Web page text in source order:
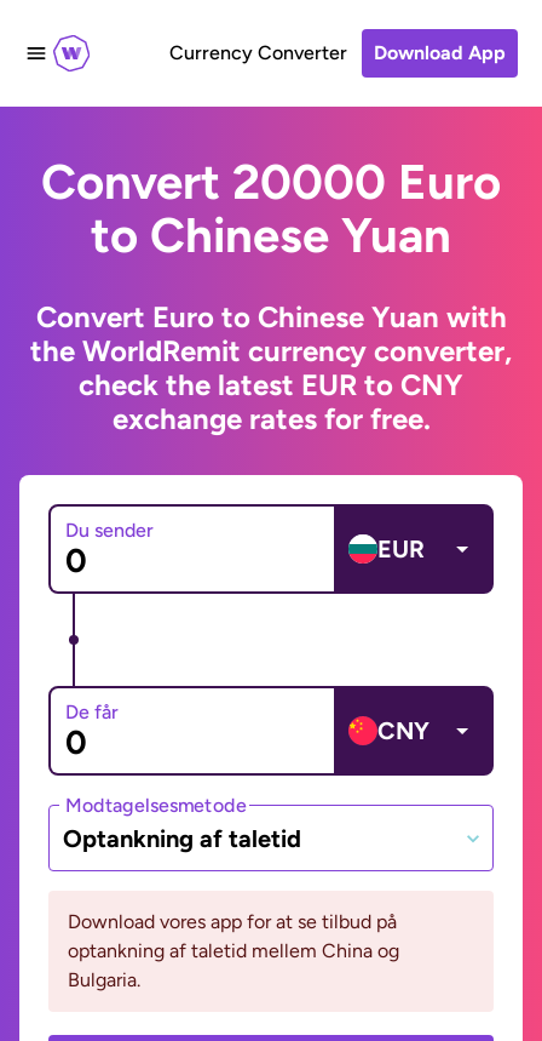
Currency Converter Download App
Convert 20000 Euro
to Chinese Yuan
Convert Euro to Chinese Yuan with
the WorldRemit currency converter,
check the latest EUR to CNY
exchange rates for free.
Du sender
EUR
De får
CNY
Modtagelsesmetode
Optankning af taletid
Download vores app for at se tilbud på
optankning af taletid mellem China og
Bulgaria.